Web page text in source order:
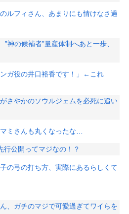
ルフィさん、あまりにも情けなさ過
神の候補者”量産体制へあと一歩、
ガ役の井口裕香です！」←これ
さやかのソウルジェムを必死に追い
ミさんも丸くなったな…
行公開ってマジなの！？
の弓の打ち方、実際にあるらしくて
、ガチのマジで可愛過ぎてワイらを